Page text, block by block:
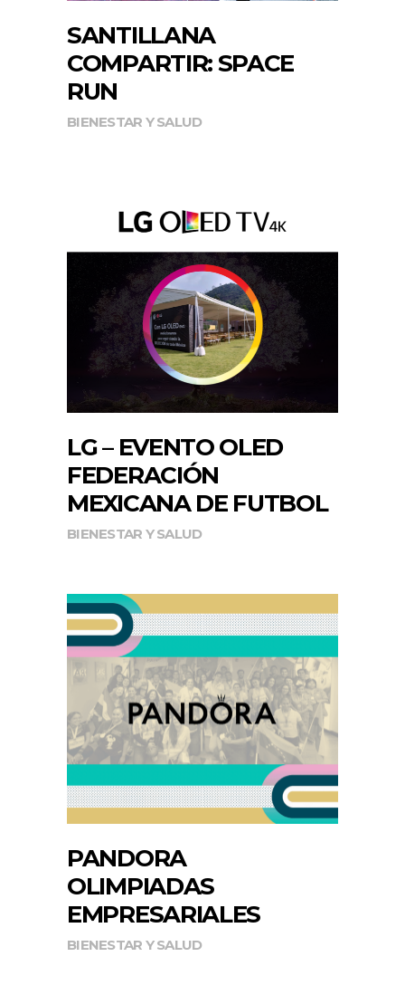
SANTILLANA
COMPARTIR: SPACE
RUN
BIENESTAR Y SALUD
LG – EVENTO OLED
FEDERACIÓN
MEXICANA DE FUTBOL
BIENESTAR Y SALUD
PANDORA
OLIMPIADAS
EMPRESARIALES
BIENESTAR Y SALUD